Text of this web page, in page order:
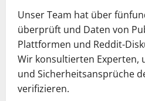
Unser Team hat über
überprüft und Daten von
Plattformen und Reddit-
Wir konsultierten Experten,
und Sicherheitsansprüche
verifizieren.